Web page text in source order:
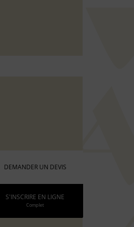
DEMANDER UN DEVIS
S'INSCRIRE EN LIGNE
Complet